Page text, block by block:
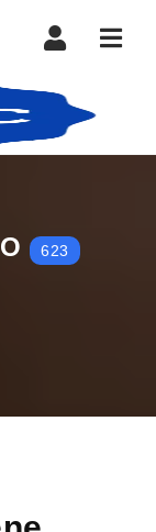
623